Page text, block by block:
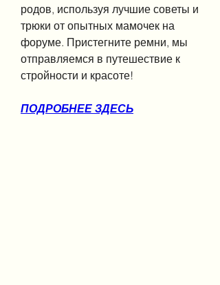
родов, используя лучшие советы и
трюки от опытных мамочек на
форуме. Пристегните ремни, мы
отправляемся в путешествие к
стройности и красоте!
ПОДРОБНЕЕ ЗДЕСЬ